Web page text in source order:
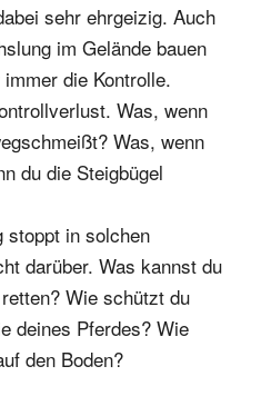
sehr ehrgeizig. Auch
im Gelände bauen
die Kontrolle.
Was, wenn
Was, wenn
du die Steigbügel
stoppt in solchen
darüber. Was kannst du
Wie schützt du
deines Pferdes? Wie
den Boden?